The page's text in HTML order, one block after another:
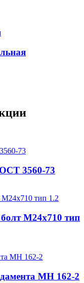
3560-73
М24x710 тип
МН 162-2